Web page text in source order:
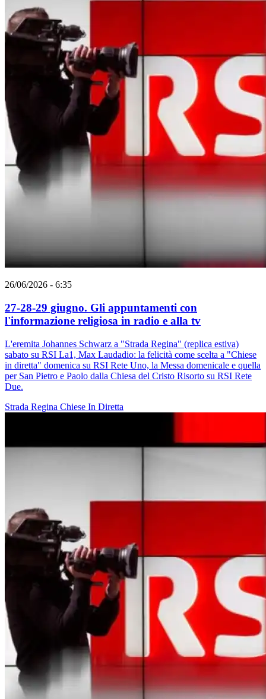
26/06/2026 - 6:35
27-28-29 giugno. Gli appuntamenti con
l'informazione religiosa in radio e alla tv
L'eremita Johannes Schwarz a "Strada Regina" (replica estiva)
sabato su RSI La1, Max Laudadio: la felicità come scelta a "Chiese
in diretta" domenica su RSI Rete Uno, la Messa domenicale e quella
per San Pietro e Paolo dalla Chiesa del Cristo Risorto su RSI Rete
Due.
Strada Regina Chiese In Diretta